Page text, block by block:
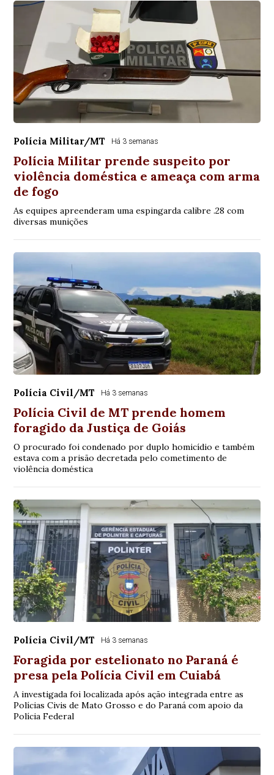
Polícia Militar/MT Há 3 semanas
Polícia Militar prende suspeito por
violência doméstica e ameaça com arma
de fogo
As equipes apreenderam uma espingarda calibre .28 com
diversas munições
Polícia Civil/MT Há 3 semanas
Polícia Civil de MT prende homem
foragido da Justiça de Goiás
O procurado foi condenado por duplo homicídio e também
estava com a prisão decretada pelo cometimento de
violência doméstica
Polícia Civil/MT Há 3 semanas
Foragida por estelionato no Paraná é
presa pela Polícia Civil em Cuiabá
A investigada foi localizada após ação integrada entre as
Polícias Civis de Mato Grosso e do Paraná com apoio da
Polícia Federal